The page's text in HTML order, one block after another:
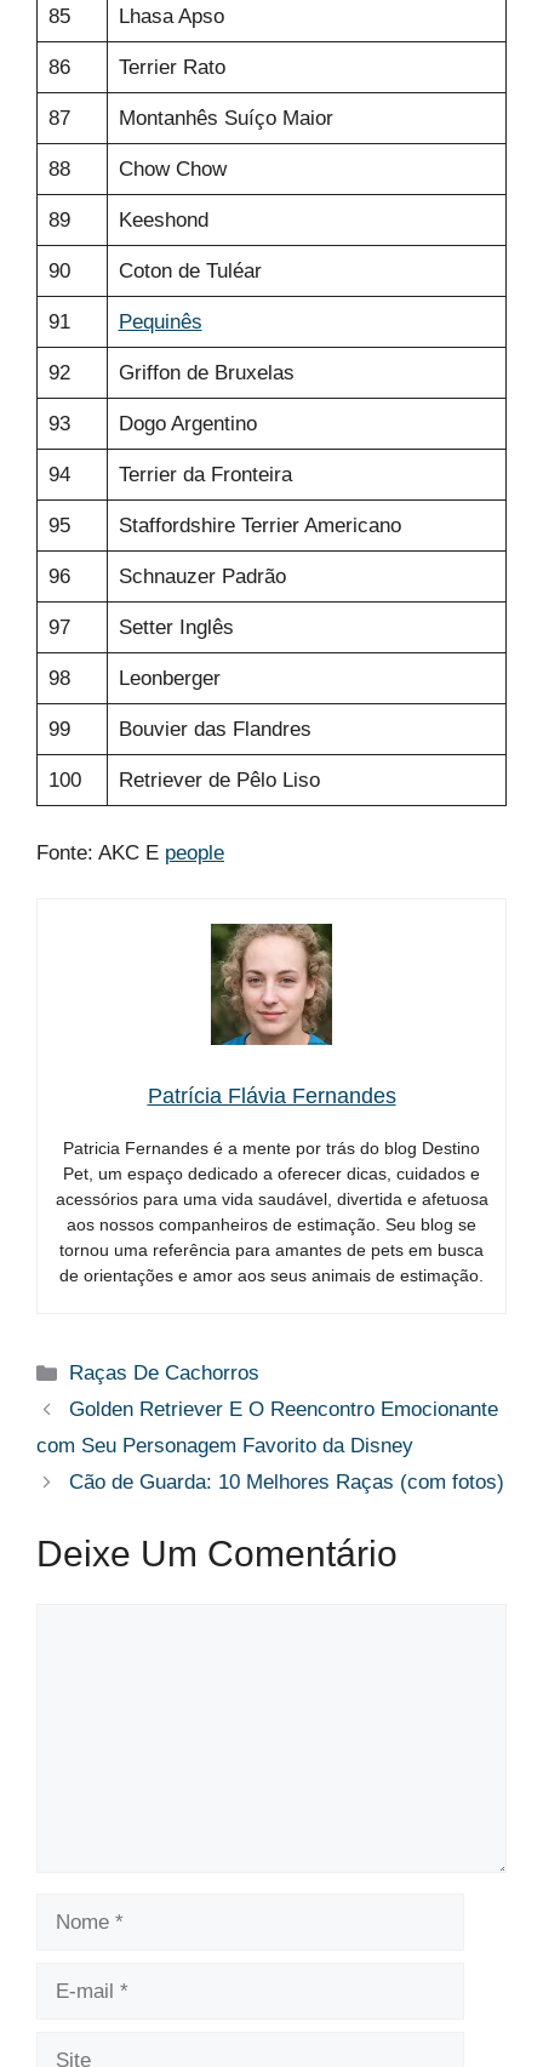
85 Lhasa Apso
86 Terrier Rato
87 Montanhês Suíço Maior
88 Chow Chow
89 Keeshond
90 Coton de Tuléar
91 Pequinês
92 Griffon de Bruxelas
93 Dogo Argentino
94 Terrier da Fronteira
95 Staffordshire Terrier Americano
96 Schnauzer Padrão
97 Setter Inglês
98 Leonberger
99 Bouvier das Flandres
100 Retriever de Pêlo Liso
Fonte: AKC E people
Patrícia Flávia Fernandes
Patricia Fernandes é a mente por trás do blog Destino
Pet, um espaço dedicado a oferecer dicas, cuidados e
acessórios para uma vida saudável, divertida e afetuosa
aos nossos companheiros de estimação. Seu blog se
tornou uma referência para amantes de pets em busca
de orientações e amor aos seus animais de estimação.
Categorias
Raças De Cachorros
Golden Retriever E O Reencontro Emocionante
com Seu Personagem Favorito da Disney
Cão de Guarda: 10 Melhores Raças (com fotos)
Deixe Um Comentário